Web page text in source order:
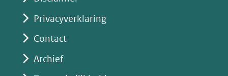
Privacyverklaring
Contact
Archief